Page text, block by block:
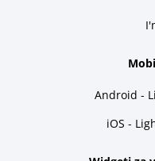
Android -
iOS -